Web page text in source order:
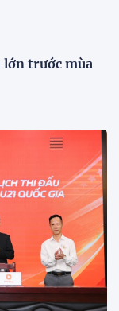
bảng A và
công bố thời
Mỹ Đình, với
giải bóng đá